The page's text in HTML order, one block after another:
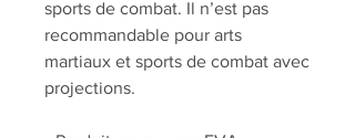
sports de combat. Il n’est pas
recommandable pour arts
martiaux et sports de combat avec
projections.